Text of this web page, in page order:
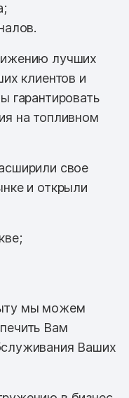
лучших
клиентов и
гарантировать
на топливном
свое
и открыли
мы можем
Вам
Ваших